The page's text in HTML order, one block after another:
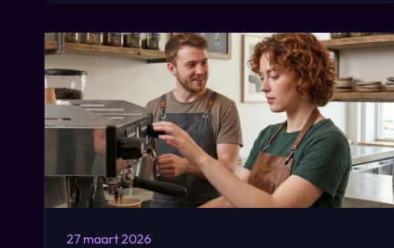
27 maart 2026